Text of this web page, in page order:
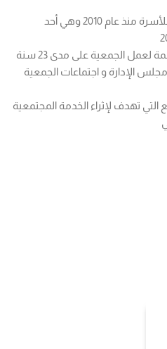
عضو مجلس إدارة جمعية رؤيتي للأسرة منذ عام 2010 وهي أحد
من سيدات المجتمع القديرات داعمة لعمل الجمعية على مدى 23 سنة
الإدارة و اجتماعات الجمعية
التي تهدف لإثراء الخدمة المجتمعية